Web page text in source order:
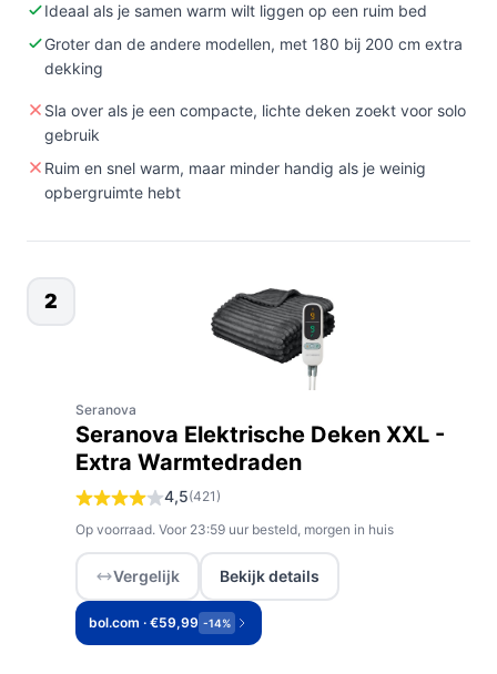
Ideaal als je samen warm wilt liggen op een ruim bed
Groter dan de andere modellen, met 180 bij 200 cm extra
dekking
Sla over als je een compacte, lichte deken zoekt voor solo
gebruik
Ruim en snel warm, maar minder handig als je weinig
opbergruimte hebt
2
Seranova
Seranova Elektrische Deken XXL -
Extra Warmtedraden
4,5(421)
Op voorraad. Voor 23:59 uur besteld, morgen in huis
Vergelijk Bekijk details
bol.com · €59,99 -14%